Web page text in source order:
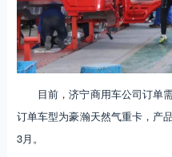
目前，济宁商用车公司订单
订单车型为豪瀚天然气重卡，产
3月。